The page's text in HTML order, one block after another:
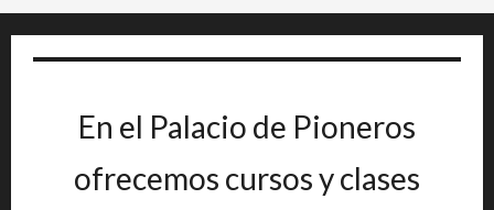
En el Palacio de Pioneros
ofrecemos cursos y clases